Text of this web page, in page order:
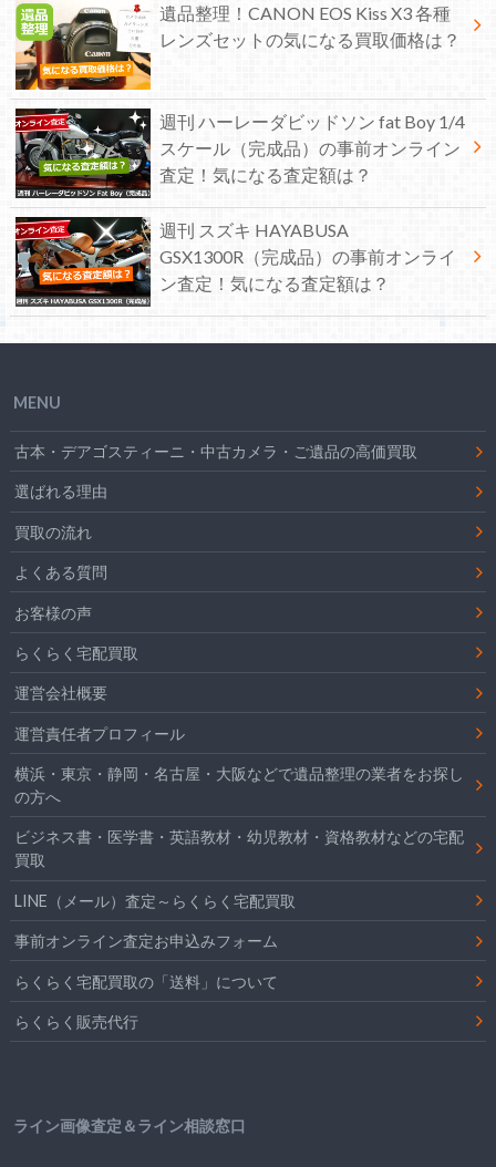
遺品整理！CANON EOS Kiss X3 各種
レンズセットの気になる買取価格は？
週刊 ハーレーダビッドソン fat Boy 1/4
スケール（完成品）の事前オンライン
査定！気になる査定額は？
週刊 スズキ HAYABUSA
GSX1300R（完成品）の事前オンライ
ン査定！気になる査定額は？
MENU
古本・デアゴスティーニ・中古カメラ・ご遺品の高価買取
選ばれる理由
買取の流れ
よくある質問
お客様の声
らくらく宅配買取
運営会社概要
運営責任者プロフィール
横浜・東京・静岡・名古屋・大阪などで遺品整理の業者をお探し
の方へ
ビジネス書・医学書・英語教材・幼児教材・資格教材などの宅配
買取
LINE（メール）査定～らくらく宅配買取
事前オンライン査定お申込みフォーム
らくらく宅配買取の「送料」について
らくらく販売代行
ライン画像査定＆ライン相談窓口